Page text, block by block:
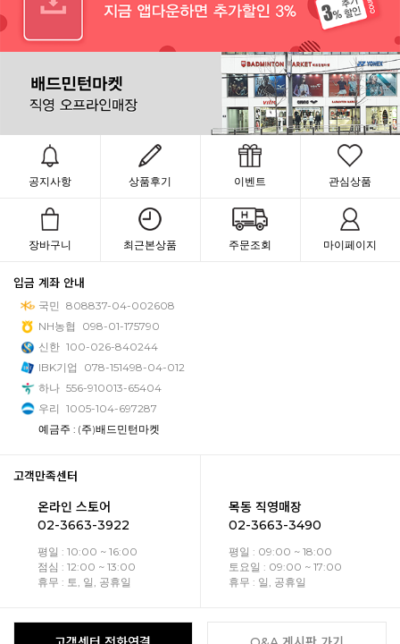
공지사항 상품후기 이벤트 관심상품
장바구니 최근본상품 주문조회 마이페이지
입금 계좌 안내
국민 808837-04-002608
NH농협
098-01-175790
신한 100-026-840244
IBK기업
078-151498-04-012
하나 556-910013-65404
우리 1005-104-697287
예금주 : (주)배드민턴마켓
고객만족센터
온라인 스토어
02-3663-3922
평일 : 10:00 ~ 16:00
점심 : 12:00 ~ 13:00
휴무 : 토, 일, 공휴일
목동 직영매장
02-3663-3490
평일 : 09:00 ~ 18:00
토요일 : 09:00 ~ 17:00
휴무 : 일, 공휴일